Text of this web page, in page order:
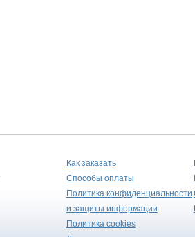
Как заказать
Способы оплаты
Политика конфиденциальности
и защиты информации
Политика cookies